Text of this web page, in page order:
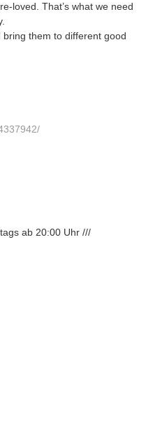
loved. That’s what we need
bring them to different good
ab 20:00 Uhr ///